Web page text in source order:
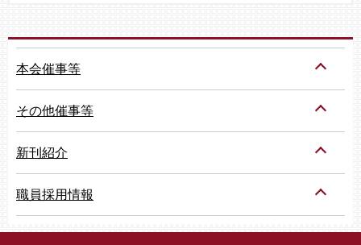
本会催事等
その他催事等
新刊紹介
職員採用情報